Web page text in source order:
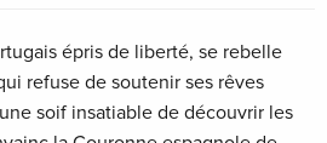
épris de liberté, se rebelle
refuse de soutenir ses rêves
soif insatiable de découvrir les